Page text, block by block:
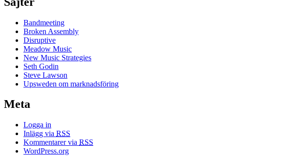
Bandmeeting
Broken Assembly
Disruptive
Meadow Music
New Music Strategies
Seth Godin
Steve Lawson
Upsweden om marknadsföring
Meta
Logga in
Inlägg via RSS
Kommentarer via RSS
WordPress.org